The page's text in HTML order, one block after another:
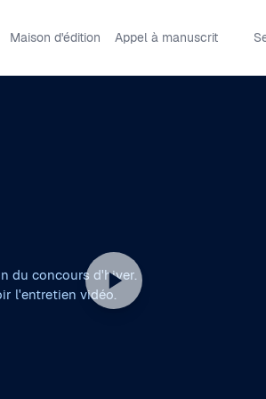
Maison d'édition Appel à manuscrit
du concours d'hiver.
l'entretien vidéo.